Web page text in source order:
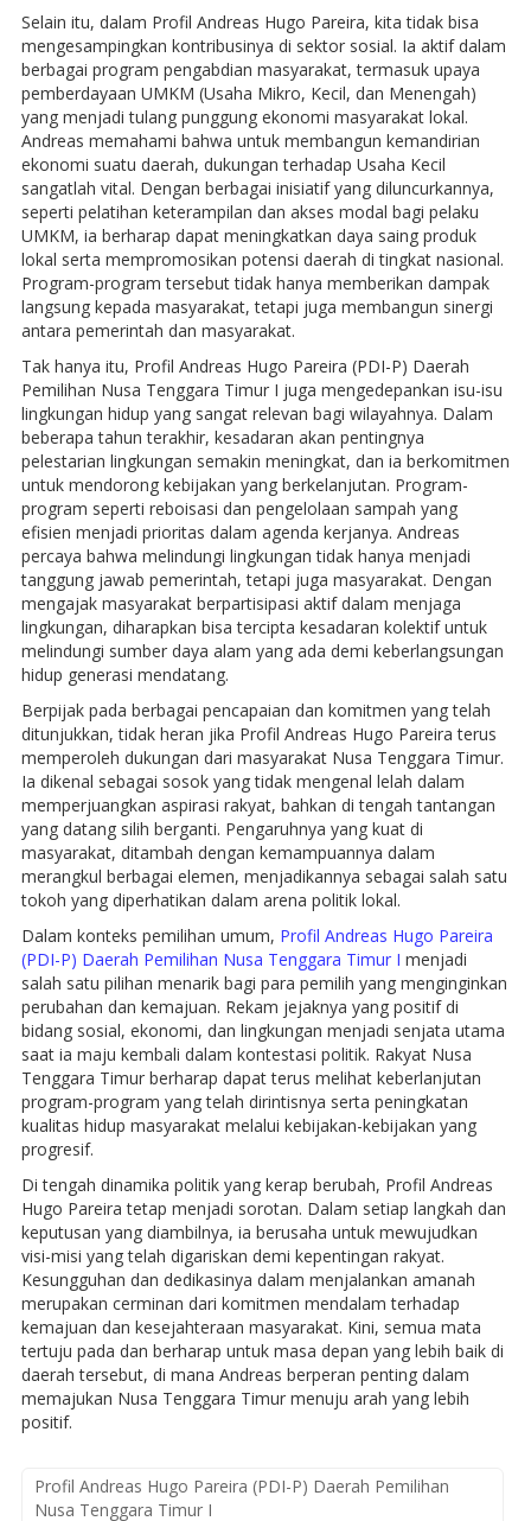
Selain itu, dalam Profil Andreas Hugo Pareira, kita tidak bisa
mengesampingkan kontribusinya di sektor sosial. Ia aktif dalam
berbagai program pengabdian masyarakat, termasuk upaya
pemberdayaan UMKM (Usaha Mikro, Kecil, dan Menengah)
yang menjadi tulang punggung ekonomi masyarakat lokal.
Andreas memahami bahwa untuk membangun kemandirian
ekonomi suatu daerah, dukungan terhadap Usaha Kecil
sangatlah vital. Dengan berbagai inisiatif yang diluncurkannya,
seperti pelatihan keterampilan dan akses modal bagi pelaku
UMKM, ia berharap dapat meningkatkan daya saing produk
lokal serta mempromosikan potensi daerah di tingkat nasional.
Program-program tersebut tidak hanya memberikan dampak
langsung kepada masyarakat, tetapi juga membangun sinergi
antara pemerintah dan masyarakat.
Tak hanya itu, Profil Andreas Hugo Pareira (PDI-P) Daerah
Pemilihan Nusa Tenggara Timur I juga mengedepankan isu-isu
lingkungan hidup yang sangat relevan bagi wilayahnya. Dalam
beberapa tahun terakhir, kesadaran akan pentingnya
pelestarian lingkungan semakin meningkat, dan ia berkomitmen
untuk mendorong kebijakan yang berkelanjutan. Program-
program seperti reboisasi dan pengelolaan sampah yang
efisien menjadi prioritas dalam agenda kerjanya. Andreas
percaya bahwa melindungi lingkungan tidak hanya menjadi
tanggung jawab pemerintah, tetapi juga masyarakat. Dengan
mengajak masyarakat berpartisipasi aktif dalam menjaga
lingkungan, diharapkan bisa tercipta kesadaran kolektif untuk
melindungi sumber daya alam yang ada demi keberlangsungan
hidup generasi mendatang.
Berpijak pada berbagai pencapaian dan komitmen yang telah
ditunjukkan, tidak heran jika Profil Andreas Hugo Pareira terus
memperoleh dukungan dari masyarakat Nusa Tenggara Timur.
Ia dikenal sebagai sosok yang tidak mengenal lelah dalam
memperjuangkan aspirasi rakyat, bahkan di tengah tantangan
yang datang silih berganti. Pengaruhnya yang kuat di
masyarakat, ditambah dengan kemampuannya dalam
merangkul berbagai elemen, menjadikannya sebagai salah satu
tokoh yang diperhatikan dalam arena politik lokal.
Dalam konteks pemilihan umum, Profil Andreas Hugo Pareira
(PDI-P) Daerah Pemilihan Nusa Tenggara Timur I menjadi
salah satu pilihan menarik bagi para pemilih yang menginginkan
perubahan dan kemajuan. Rekam jejaknya yang positif di
bidang sosial, ekonomi, dan lingkungan menjadi senjata utama
saat ia maju kembali dalam kontestasi politik. Rakyat Nusa
Tenggara Timur berharap dapat terus melihat keberlanjutan
program-program yang telah dirintisnya serta peningkatan
kualitas hidup masyarakat melalui kebijakan-kebijakan yang
progresif.
Di tengah dinamika politik yang kerap berubah, Profil Andreas
Hugo Pareira tetap menjadi sorotan. Dalam setiap langkah dan
keputusan yang diambilnya, ia berusaha untuk mewujudkan
visi-misi yang telah digariskan demi kepentingan rakyat.
Kesungguhan dan dedikasinya dalam menjalankan amanah
merupakan cerminan dari komitmen mendalam terhadap
kemajuan dan kesejahteraan masyarakat. Kini, semua mata
tertuju pada dan berharap untuk masa depan yang lebih baik di
daerah tersebut, di mana Andreas berperan penting dalam
memajukan Nusa Tenggara Timur menuju arah yang lebih
positif.
Profil Andreas Hugo Pareira (PDI-P) Daerah Pemilihan
Nusa Tenggara Timur I